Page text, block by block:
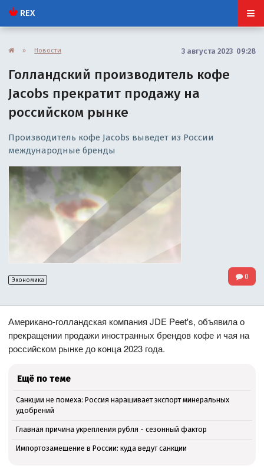
REX
» Новости 3 августа 2023 09:28
Голландский производитель кофе
Jacobs прекратит продажу на
российском рынке
Производитель кофе Jacobs выведет из России
международные бренды
Экономика 0
Американо-голландская компания JDE Peet's, объявила о
прекращении продажи иностранных брендов кофе и чая на
российском рынке до конца 2023 года.
Ещё по теме
Санкции не помеха: Россия наращивает экспорт минеральных
удобрений
Главная причина укрепления рубля - сезонный фактор
Импортозамещение в России: куда ведут санкции